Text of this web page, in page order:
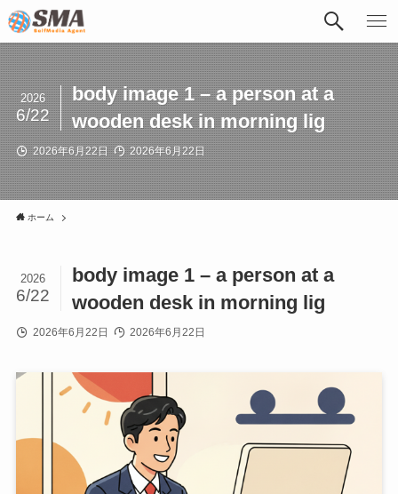
body image 1 – a person at a
wooden desk in morning lig
2026
6/22
2026年6月22日 2026年6月22日
ホーム
body image 1 – a person at a
wooden desk in morning lig
2026
6/22
2026年6月22日 2026年6月22日